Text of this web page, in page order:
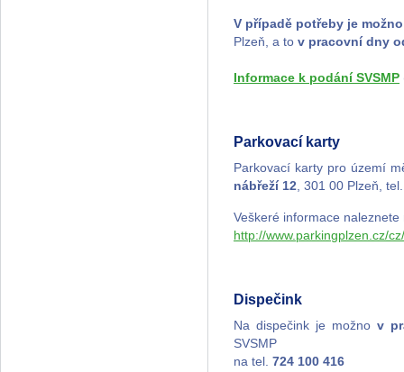
V případě potřeby je
Plzeň, a to v pracovní dny
Informace k podání SVSMP
Parkovací karty
Parkovací karty pro území
nábřeží 12, 301 00 Plzeň,
Veškeré informace
http://www.parkingplzen.cz/
Dispečink
Na dispečink je možno v
SVSMP
na tel. 724 100 416